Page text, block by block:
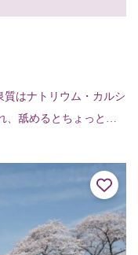
質はナトリウム・カルシ
舐めるとちょっとし